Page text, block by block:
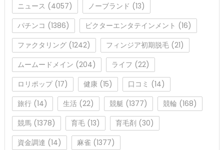
ニュース (4057) ノーブランド (13)
パチンコ (1386) ビクターエンタテインメント (16)
ファクタリング(1242) フィンジア初期脱毛(21)
ムームードメイン (204) ライフ (22)
ロリポップ(17) 健康(15) 口コミ (14)
旅行(14) 生活(22) 競艇 (1377) 競輪 (168)
競馬(1378) 育毛(13) 育毛剤 (30)
資金調達 (14) 麻雀 (1377)